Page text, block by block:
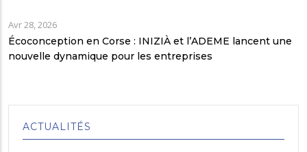
Avr 28, 2026
Écoconception en Corse : INIZIÀ et l’ADEME lancent une
nouvelle dynamique pour les entreprises
ACTUALITÉS